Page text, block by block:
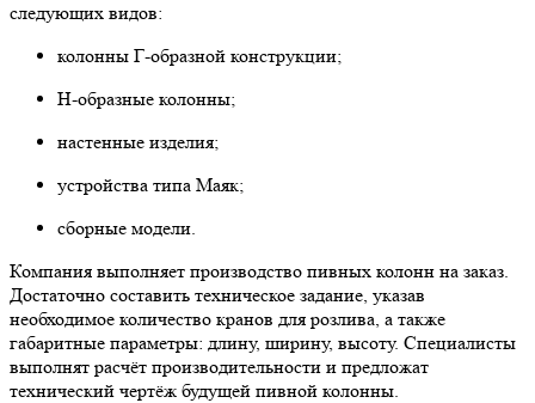
следующих видов:
колонны Г-образной конструкции;
Н-образные колонны;
настенные изделия;
устройства типа Маяк;
сборные модели.
Компания выполняет производство пивных колонн на заказ.
Достаточно составить техническое задание, указав
необходимое количество кранов для розлива, а также
габаритные параметры: длину, ширину, высоту. Специалисты
выполнят расчёт производительности и предложат
технический чертёж будущей пивной колонны.